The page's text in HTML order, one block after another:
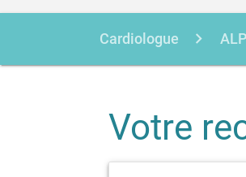
Cardiologue
Votre